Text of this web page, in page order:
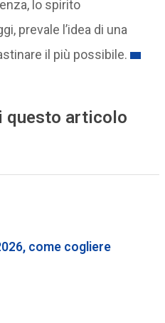
lo spirito
prevale l’idea di una
il più possibile.
questo articolo
come cogliere